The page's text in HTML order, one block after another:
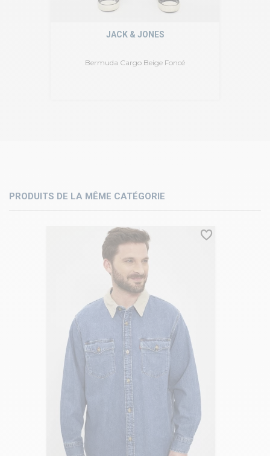
Bermuda Cargo Beige Foncé
JACK & JONES
PRODUITS DE LA MÊME CATÉGORIE